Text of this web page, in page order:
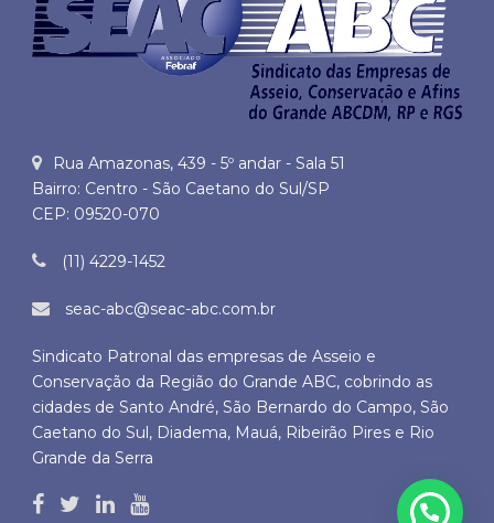
Rua Amazonas, 439 - 5º andar - Sala 51
Bairro: Centro - São Caetano do Sul/SP
CEP: 09520-070
(11) 4229-1452
seac-abc@seac-abc.com.br
Sindicato Patronal das empresas de Asseio e
Conservação da Região do Grande ABC, cobrindo as
cidades de Santo André, São Bernardo do Campo, São
Caetano do Sul, Diadema, Mauá, Ribeirão Pires e Rio
Grande da Serra